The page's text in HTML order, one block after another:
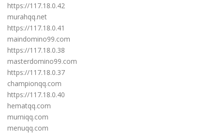
https://117.18.0.42
murahqq.net
https://117.18.0.41
maindomino99.com
https://117.18.0.38
masterdomino99.com
https://117.18.0.37
championqq.com
https://117.18.0.40
hematqq.com
murniqq.com
menuqq.com